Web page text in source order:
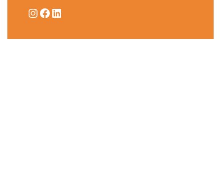
Instagram
Facebook
LinkedIn